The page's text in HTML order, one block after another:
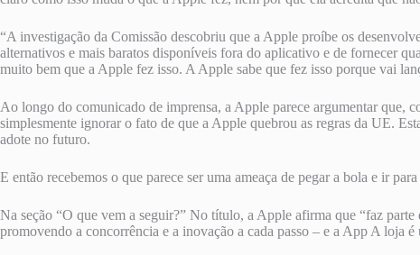
“A investigação da Comissão descobriu que a Apple proíbe os
alternativos e mais baratos disponíveis fora do aplicativo e de fornecer
muito bem que a Apple fez isso. A Apple sabe que fez isso porque vai
Ao longo do comunicado de imprensa, a Apple parece argumentar que,
simplesmente ignorar o fato de que a Apple quebrou as regras da UE.
adote no futuro.
E então recebemos o que parece ser uma ameaça de pegar a bola e ir para
Na seção “O que vem a seguir?” No título, a Apple afirma que “faz
promovendo a concorrência e a inovação a cada passo – e a App A loja